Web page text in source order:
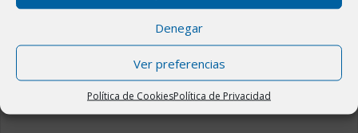
Denegar
Ver preferencias
Política de CookiesPolítica de Privacidad
Fiestas de San Jorge 2023 en Novillas
14 abril, 2023
El Plan “La Administración Cerca de Ti” en Novillas
31 marzo, 2023